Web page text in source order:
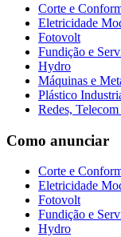
Corte e
Eletricidade
Fotovolt
Fundição e
Hydro
Máquinas e
Plástico
Redes,
Como anunciar
Corte e
Eletricidade
Fotovolt
Fundição e
Hydro